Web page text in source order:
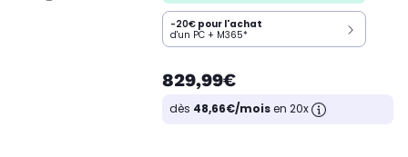
-20€ pour l'achat
d'un PC + M365*
829,99€
dès 48,66€/moisen 20x